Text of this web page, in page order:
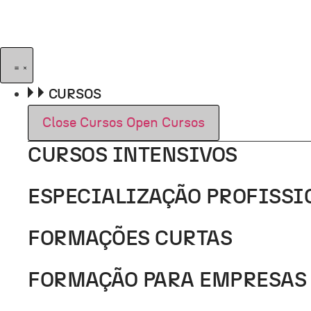
o
conteúdo
CURSOS
Close Cursos Open Cursos
CURSOS INTENSIVOS
ESPECIALIZAÇÃO
FORMAÇÕES CURTAS
FORMAÇÃO PARA EMPRESAS